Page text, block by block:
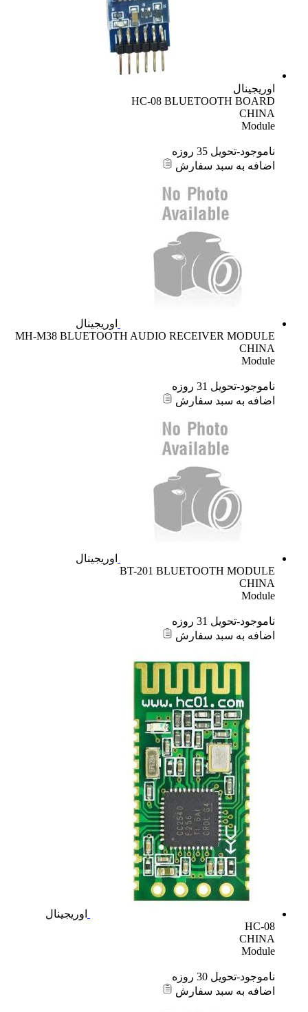
اوریجینال
HC-08 BLUETOOTH BOARD
CHINA
Module
ناموجود-تحویل 35 روزه
اضافه به سبد سفارش
اوریجینال
MH-M38 BLUETOOTH AUDIO RECEIVER MODULE
CHINA
Module
ناموجود-تحویل 31 روزه
اضافه به سبد سفارش
اوریجینال
BT-201 BLUETOOTH MODULE
CHINA
Module
ناموجود-تحویل 31 روزه
اضافه به سبد سفارش
اوریجینال
HC-08
CHINA
Module
ناموجود-تحویل 30 روزه
اضافه به سبد سفارش